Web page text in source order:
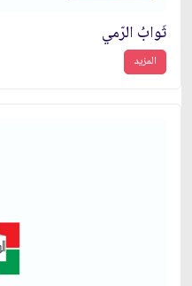
ثَوابُ الرّمي
المزيد